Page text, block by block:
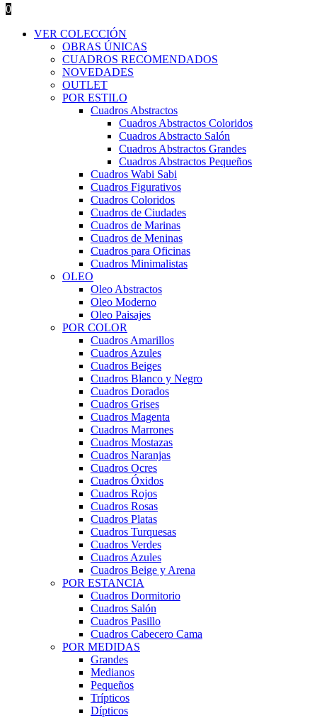
0
VER COLECCIÓN
OBRAS ÚNICAS
CUADROS RECOMENDADOS
NOVEDADES
OUTLET
POR ESTILO
Cuadros Abstractos
Cuadros Abstractos Coloridos
Cuadros Abstracto Salón
Cuadros Abstractos Grandes
Cuadros Abstractos Pequeños
Cuadros Wabi Sabi
Cuadros Figurativos
Cuadros Coloridos
Cuadros de Ciudades
Cuadros de Marinas
Cuadros de Meninas
Cuadros para Oficinas
Cuadros Minimalistas
OLEO
Oleo Abstractos
Oleo Moderno
Oleo Paisajes
POR COLOR
Cuadros Amarillos
Cuadros Azules
Cuadros Beiges
Cuadros Blanco y Negro
Cuadros Dorados
Cuadros Grises
Cuadros Magenta
Cuadros Marrones
Cuadros Mostazas
Cuadros Naranjas
Cuadros Ocres
Cuadros Óxidos
Cuadros Rojos
Cuadros Rosas
Cuadros Platas
Cuadros Turquesas
Cuadros Verdes
Cuadros Azules
Cuadros Beige y Arena
POR ESTANCIA
Cuadros Dormitorio
Cuadros Salón
Cuadros Pasillo
Cuadros Cabecero Cama
POR MEDIDAS
Grandes
Medianos
Pequeños
Trípticos
Dípticos